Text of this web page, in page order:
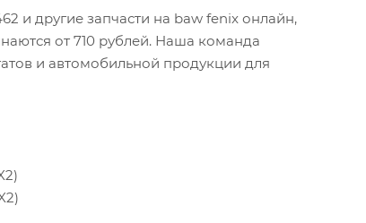
и другие запчасти на baw fenix онлайн,
от 710 рублей. Наша команда
и автомобильной продукции для